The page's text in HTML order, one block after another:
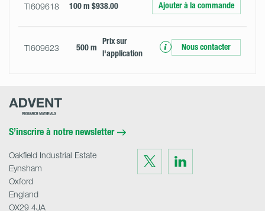
TI609618 100 m $938.00 Ajouter à la commande
TI609623 500 m
Prix ​​sur
l'application
Nous contacter
Advent
S’inscrire à notre newsletter
Visit
us
on
Twitter
Visit
on
LinkedIn
Oakfield Industrial Estate
Eynsham
Oxford
England
OX29 4JA